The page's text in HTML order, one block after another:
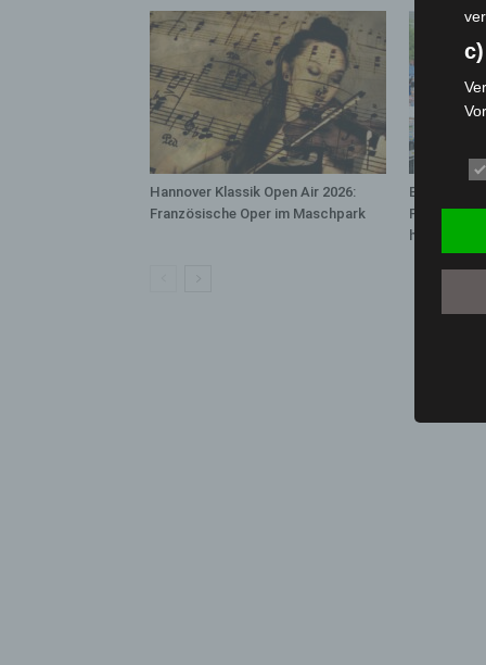
Hannover Klassik Open Air 2026:
Französische Oper im Maschpark
Polizei,
hautnah